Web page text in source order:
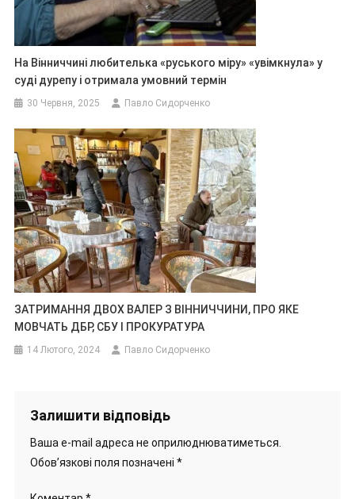
На Вінниччині любителька «руського міру» «увімкнула» у
суді дурепу і отримала умовний термін
30 Червня, 2025 Павло Сидорченко
ЗАТРИМАННЯ ДВОХ ВАЛЕР З ВІННИЧЧИНИ, ПРО ЯКЕ
МОВЧАТЬ ДБР, СБУ І ПРОКУРАТУРА
14 Лютого, 2024 Павло Сидорченко
Залишити відповідь
Ваша e-mail адреса не оприлюднюватиметься.
Обов’язкові поля позначені *